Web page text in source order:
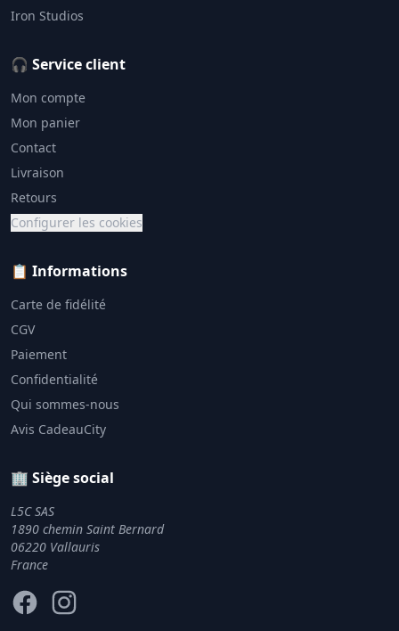
Iron Studios
🎧 Service client
Mon compte
Mon panier
Contact
Livraison
Retours
Configurer les cookies
📋 Informations
Carte de fidélité
CGV
Paiement
Confidentialité
Qui sommes-nous
Avis CadeauCity
🏢 Siège social
L5C SAS
1890 chemin Saint Bernard
06220 Vallauris
France
FacebookInstagram